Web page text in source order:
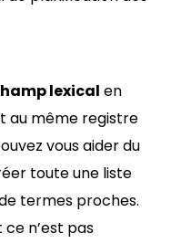
lexical en
au même registre
vous aider du
toute une liste
termes proches.
n’est pas